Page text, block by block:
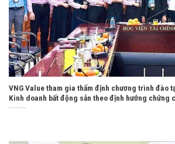
VNG Value tham gia thẩm định chương trình đào
Kinh doanh bất động sản theo định hướng chứng